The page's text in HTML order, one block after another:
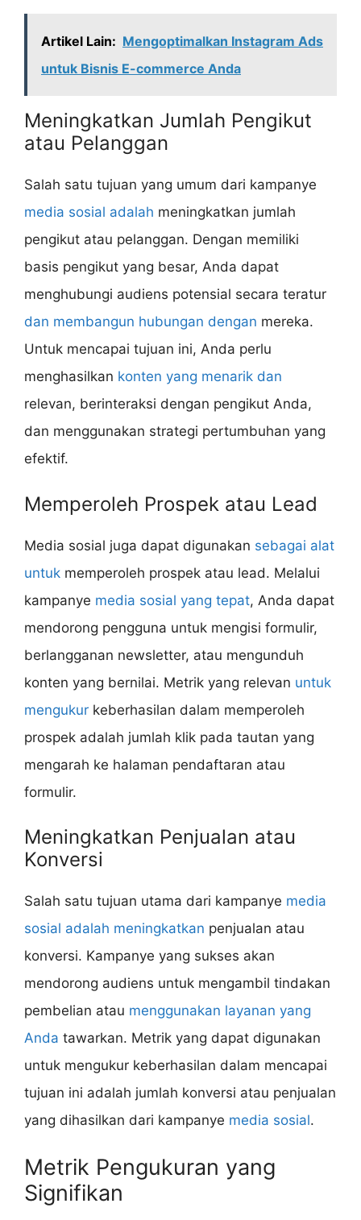
Artikel Lain: Mengoptimalkan Instagram Ads
untuk Bisnis E-commerce Anda
Meningkatkan Jumlah Pengikut
atau Pelanggan
Salah satu tujuan yang umum dari kampanye
media sosial adalah meningkatkan jumlah
pengikut atau pelanggan. Dengan memiliki
basis pengikut yang besar, Anda dapat
menghubungi audiens potensial secara teratur
dan membangun hubungan dengan mereka.
Untuk mencapai tujuan ini, Anda perlu
menghasilkan konten yang menarik dan
relevan, berinteraksi dengan pengikut Anda,
dan menggunakan strategi pertumbuhan yang
efektif.
Memperoleh Prospek atau Lead
Media sosial juga dapat digunakan sebagai alat
untuk memperoleh prospek atau lead. Melalui
kampanye media sosial yang tepat, Anda dapat
mendorong pengguna untuk mengisi formulir,
berlangganan newsletter, atau mengunduh
konten yang bernilai. Metrik yang relevan untuk
mengukur keberhasilan dalam memperoleh
prospek adalah jumlah klik pada tautan yang
mengarah ke halaman pendaftaran atau
formulir.
Meningkatkan Penjualan atau
Konversi
Salah satu tujuan utama dari kampanye media
sosial adalah meningkatkan penjualan atau
konversi. Kampanye yang sukses akan
mendorong audiens untuk mengambil tindakan
pembelian atau menggunakan layanan yang
Anda tawarkan. Metrik yang dapat digunakan
untuk mengukur keberhasilan dalam mencapai
tujuan ini adalah jumlah konversi atau penjualan
yang dihasilkan dari kampanye media sosial.
Metrik Pengukuran yang
Signifikan